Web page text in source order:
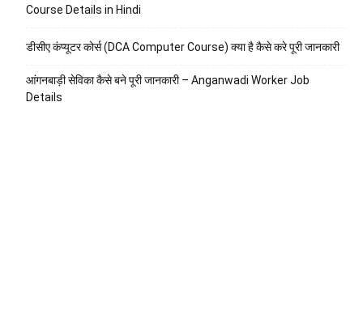
Course Details in Hindi
डीसीए कंप्यूटर कोर्स (DCA Computer Course) क्या है कैसे करे पूरी जानकारी
आंगनबाड़ी सेविका कैसे बने पूरी जानकारी – Anganwadi Worker Job
Details